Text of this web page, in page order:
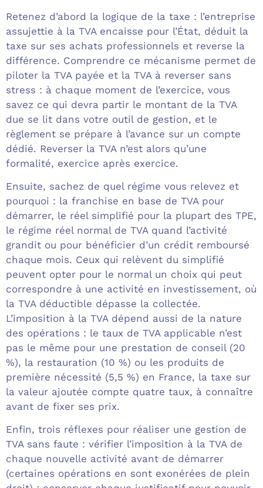
Retenez d’abord la logique de la taxe : l’entreprise
assujettie à la TVA encaisse pour l’État, déduit la
taxe sur ses achats professionnels et reverse la
différence. Comprendre ce mécanisme permet de
piloter la TVA payée et la TVA à reverser sans
stress : à chaque moment de l’exercice, vous
savez ce qui devra partir le montant de la TVA
due se lit dans votre outil de gestion, et le
règlement se prépare à l’avance sur un compte
dédié. Reverser la TVA n’est alors qu’une
formalité, exercice après exercice.
Ensuite, sachez de quel régime vous relevez et
pourquoi : la franchise en base de TVA pour
démarrer, le réel simplifié pour la plupart des TPE,
le régime réel normal de TVA quand l’activité
grandit ou pour bénéficier d’un crédit remboursé
chaque mois. Ceux qui relèvent du simplifié
peuvent opter pour le normal un choix qui peut
correspondre à une activité en investissement, où
la TVA déductible dépasse la collectée.
L’imposition à la TVA dépend aussi de la nature
des opérations : le taux de TVA applicable n’est
pas le même pour une prestation de conseil (20
%), la restauration (10 %) ou les produits de
première nécessité (5,5 %) en France, la taxe sur
la valeur ajoutée compte quatre taux, à connaître
avant de fixer ses prix.
Enfin, trois réflexes pour réaliser une gestion de
TVA sans faute : vérifier l’imposition à la TVA de
chaque nouvelle activité avant de démarrer
(certaines opérations en sont exonérées de plein